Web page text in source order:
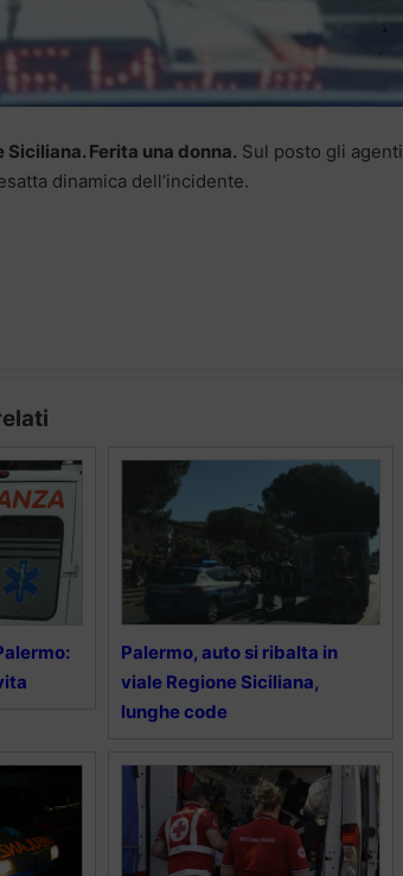
Siciliana. Ferita una donna. Sul posto gli agenti
dinamica dell’incidente.
Palermo, auto si ribalta in
viale Regione Siciliana,
lunghe code